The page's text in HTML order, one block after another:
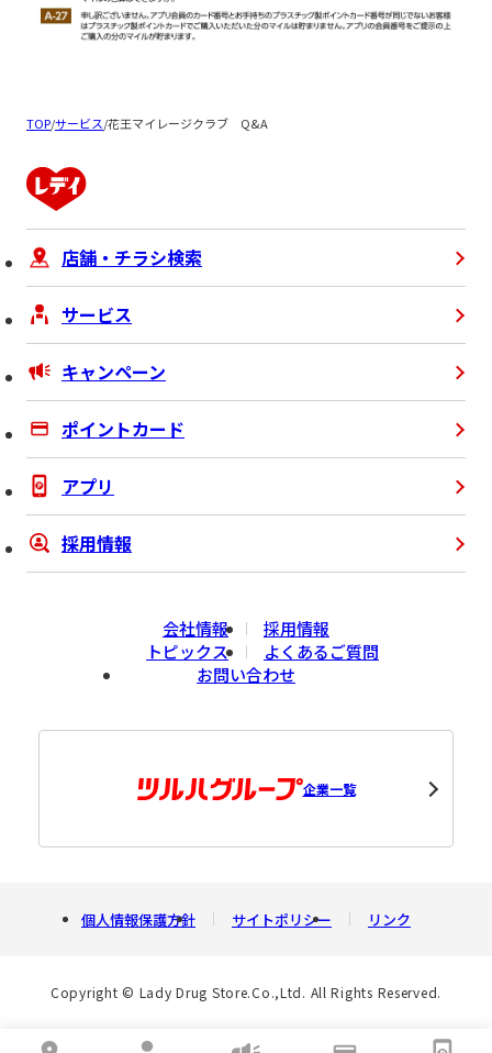
TOP/サービス/花王マイレージクラブ Q&A
店舗・チラシ検索
サービス
キャンペーン
ポイントカード
アプリ
採用情報
会社情報
採用情報
トピックス
よくあるご質問
お問い合わせ
企業一覧
個人情報保護方針 サイトポリシー リンク
Copyright © Lady Drug Store.Co.,Ltd. All Rights Reserved.